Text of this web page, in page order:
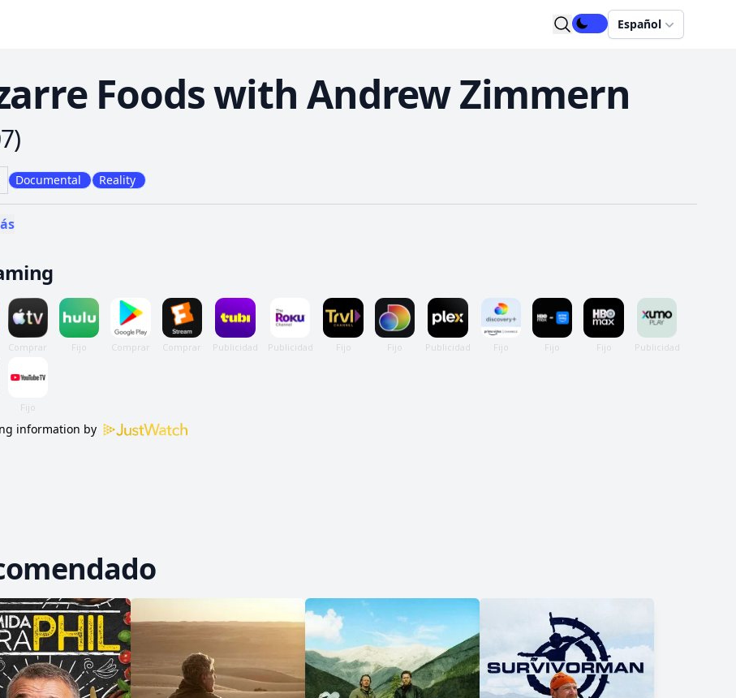
Español
Foods with Andrew Zimmern
)
Documental Reality
information by